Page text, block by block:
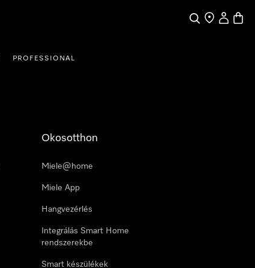
KeresesÜzletkereső
Saját profil
PROFESSIONAL
Okosotthon
Miele@home
Miele App
Hangvezérlés
Integrálás Smart Home
rendszerekbe
Smart készülékek